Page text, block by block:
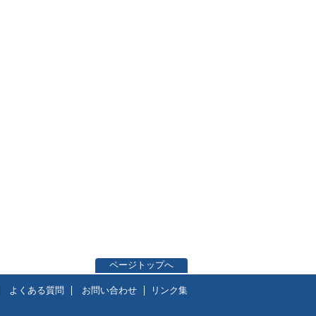
ページトップへ
よくある質問 お問い合わせ リンク集